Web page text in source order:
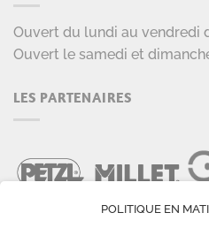
Ouvert du lundi au vendredi
Ouvert le samedi et
LES PARTENAIRES
POLITIQUE EN